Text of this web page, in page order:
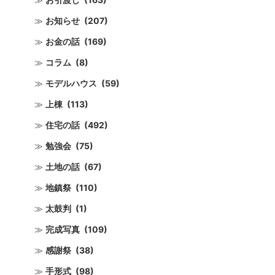
お知らせ (207)
お金の話 (169)
コラム (8)
モデルハウス (59)
上棟 (113)
住宅の話 (492)
勉強会 (75)
土地の話 (67)
地鎮祭 (110)
太鼓判 (1)
完成写真 (109)
感謝祭 (38)
手形式 (98)